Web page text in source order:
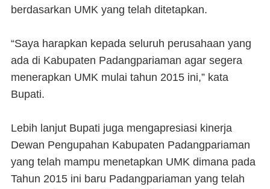
berdasarkan UMK yang telah ditetapkan.
“Saya harapkan kepada seluruh perusahaan yang
ada di Kabupaten Padangpariaman agar segera
menerapkan UMK mulai tahun 2015 ini,” kata
Bupati.
Lebih lanjut Bupati juga mengapresiasi kinerja
Dewan Pengupahan Kabupaten Padangpariaman
yang telah mampu menetapkan UMK dimana pada
Tahun 2015 ini baru Padangpariaman yang telah